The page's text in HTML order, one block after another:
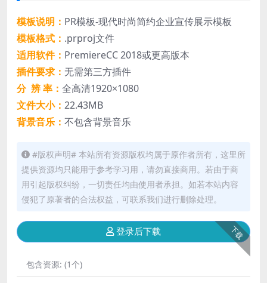
模板说明： PR模板-现代时尚简约企业宣传展示模板
模板格式： .prproj文件
适用软件： PremiereCC 2018或更高版本
插件要求： 无需第三方插件
分 辨 率： 全高清1920×1080
文件大小： 22.43MB
背景音乐： 不包含背景音乐
#版权声明# 本站所有资源版权均属于原作者所有，这里所
提供资源均只能用于参考学习用，请勿直接商用。若由于商
用引起版权纠纷，一切责任均由使用者承担。如若本站内容
侵犯了原著者的合法权益，可联系我们进行删除处理。
下载
登录后下载
包含资源: (1个)